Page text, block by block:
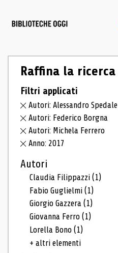
Raffina la ricerca
Filtri applicati
Autori: Alessandro Spedale
Autori: Federico Borgna
Autori: Michela Ferrero
Anno: 2017
Autori
Claudia Filippazzi(1)
Fabio Guglielmi(1)
Giorgio Gazzera(1)
Giovanna Ferro(1)
Lorella Bono(1)
+ altri elementi